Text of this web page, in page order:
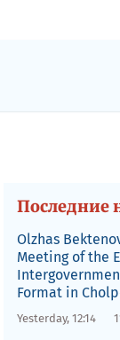
Последние
Olzhas
Meeting of the
Format in
Yesterday, 12:14